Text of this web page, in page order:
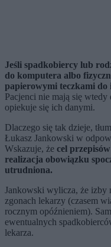
Jeśli spadkobiercy lub
do komputera albo
papierowymi teczkami do
Pacjenci nie mają się
opiekuje się ich danymi.
Dlaczego się tak dzieje,
Łukasz Jankowski w
Wskazuje, że cel
realizacja obowiązku
utrudniona.
Jankowski wylicza, że izby
zgonach lekarzy (czasem
rocznym opóźnieniem).
ewentualnych
lekarza.